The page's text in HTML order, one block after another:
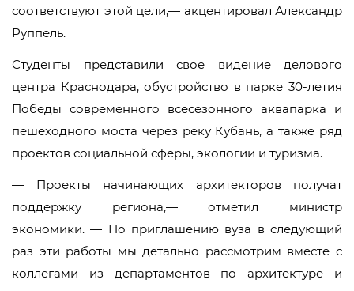
соответствуют этой цели,— акцентировал Александр
Руппель.
Студенты представили свое видение делового
центра Краснодара, обустройство в парке 30-летия
Победы современного всесезонного аквапарка и
пешеходного моста через реку Кубань, а также ряд
проектов социальной сферы, экологии и туризма.
— Проекты начинающих архитекторов получат
поддержку региона,— отметил министр
экономики. — По приглашению вуза в следующий
раз эти работы мы детально рассмотрим вместе с
коллегами из департаментов по архитектуре и